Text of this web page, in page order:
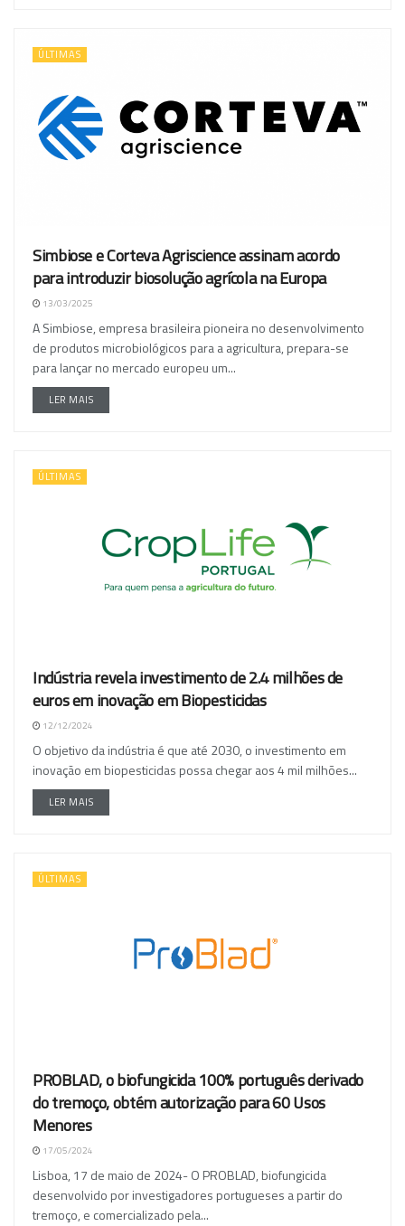
ÚLTIMAS
Simbiose e Corteva Agriscience assinam acordo
para introduzir biosolução agrícola na Europa
13/03/2025
A Simbiose, empresa brasileira pioneira no desenvolvimento
de produtos microbiológicos para a agricultura, prepara-se
para lançar no mercado europeu um...
LER MAIS
ÚLTIMAS
Indústria revela investimento de 2.4 milhões de
euros em inovação em Biopesticidas
12/12/2024
O objetivo da indústria é que até 2030, o investimento em
inovação em biopesticidas possa chegar aos 4 mil milhões...
LER MAIS
ÚLTIMAS
PROBLAD, o biofungicida 100% português derivado
do tremoço, obtém autorização para 60 Usos
Menores
17/05/2024
Lisboa, 17 de maio de 2024- O PROBLAD, biofungicida
desenvolvido por investigadores portugueses a partir do
tremoço, e comercializado pela...